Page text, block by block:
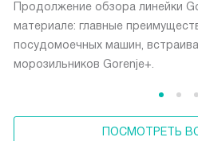
Продолжение обзора линейки
материале: главные
посудомоечных машин,
морозильников Gorenje+.
ПОСМОТРЕТЬ